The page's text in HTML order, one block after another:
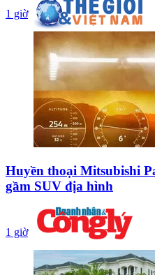
1 giờ
Huyền thoại Mitsubishi
gầm SUV địa hình
1 giờ